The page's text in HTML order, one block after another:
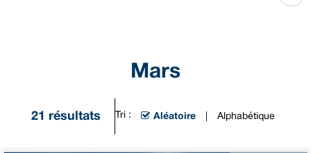
Mars
21 résultats Tri : Aléatoire Alphabétique